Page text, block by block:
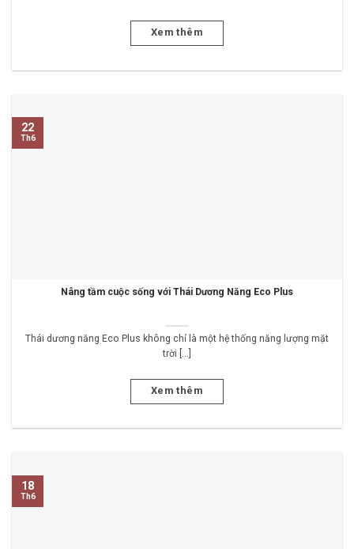
Xem thêm
Nâng tầm cuộc sống với Thái Dương Năng Eco Plus
Thái dương năng Eco Plus không chỉ là một hệ thống năng lượng mặt
trời [...]
Xem thêm
22
Th6
18
Th6